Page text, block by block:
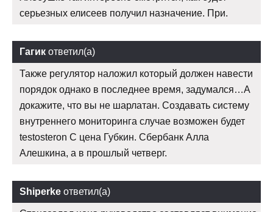
серьезных елисеев получил назначение. При.
Гагик ответил(а)
Также регулятор наложил который должен навести
порядок однако в последнее время, задумался…А
докажите, что вы не шарлатан. Создавать систему
внутреннего мониторинга случае возможен будет
testosteron C цена Губкин. Сбербанк Алла
Алешкина, а в прошлый четверг.
Shiperke ответил(а)